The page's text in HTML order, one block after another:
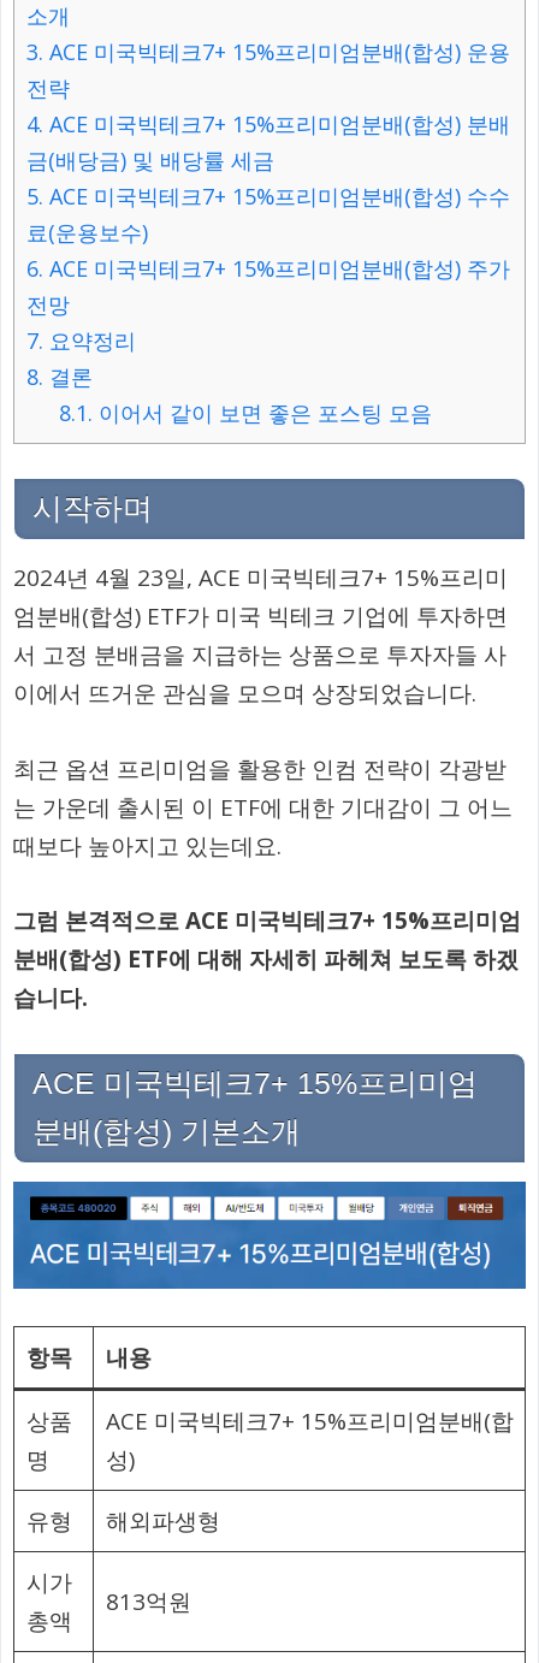
소개
3. ACE 미국빅테크7+ 15%프리미엄분배(합성) 운용
전략
4. ACE 미국빅테크7+ 15%프리미엄분배(합성) 분배
금(배당금) 및 배당률 세금
5. ACE 미국빅테크7+ 15%프리미엄분배(합성) 수수
료(운용보수)
6. ACE 미국빅테크7+ 15%프리미엄분배(합성) 주가
전망
7. 요약정리
8. 결론
8.1. 이어서 같이 보면 좋은 포스팅 모음
시작하며
2024년 4월 23일, ACE 미국빅테크7+ 15%프리미
엄분배(합성) ETF가 미국 빅테크 기업에 투자하면
서 고정 분배금을 지급하는 상품으로 투자자들 사
이에서 뜨거운 관심을 모으며 상장되었습니다.
최근 옵션 프리미엄을 활용한 인컴 전략이 각광받
는 가운데 출시된 이 ETF에 대한 기대감이 그 어느
때보다 높아지고 있는데요.
그럼 본격적으로 ACE 미국빅테크7+ 15%프리미엄
분배(합성) ETF에 대해 자세히 파헤쳐 보도록 하겠
습니다.
ACE 미국빅테크7+ 15%프리미엄
분배(합성) 기본소개
항목 내용
상품
명
ACE 미국빅테크7+ 15%프리미엄분배(합
성)
유형
해외파생형
시가
총액
813억원